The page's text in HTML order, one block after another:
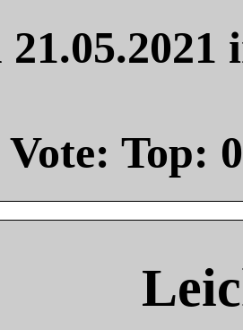
Vote: Top: 0